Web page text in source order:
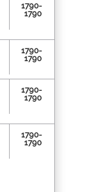
1790-
1790
1790-
1790
1790-
1790
1790-
1790